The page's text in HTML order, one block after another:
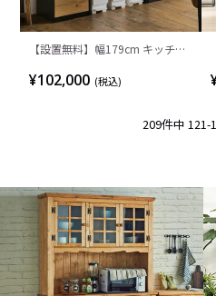
【設置無料】幅179cm キッチン
出し 収納 食器棚 ゴミ箱スペース
収納 おしゃれ ウッディモダン ナ
¥102,000 (税込)
209件中 121-